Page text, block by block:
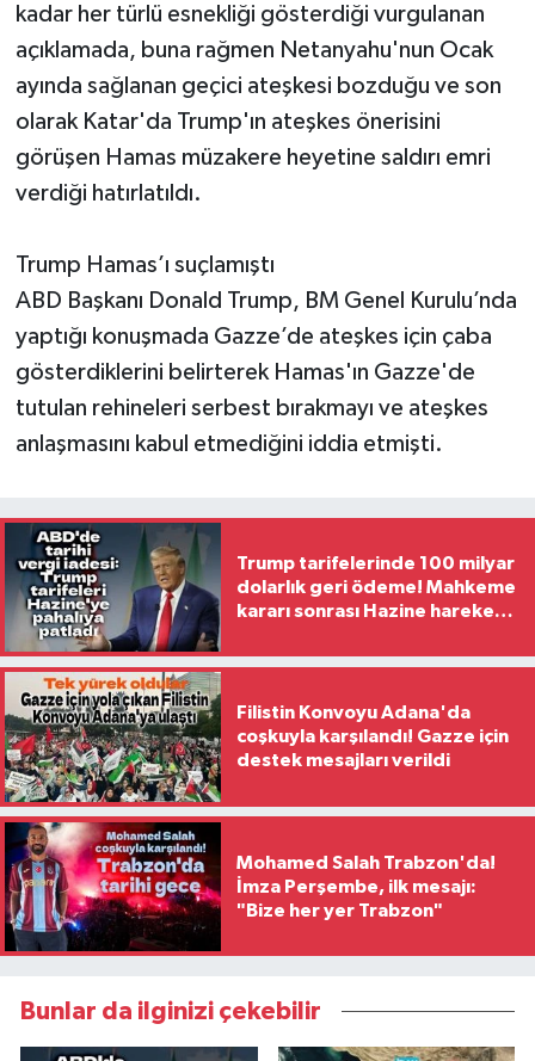
kadar her türlü esnekliği gösterdiği vurgulanan
açıklamada, buna rağmen Netanyahu'nun Ocak
ayında sağlanan geçici ateşkesi bozduğu ve son
olarak Katar'da Trump'ın ateşkes önerisini
görüşen Hamas müzakere heyetine saldırı emri
verdiği hatırlatıldı.
Trump Hamas’ı suçlamıştı
ABD Başkanı Donald Trump, BM Genel Kurulu’nda
yaptığı konuşmada Gazze’de ateşkes için çaba
gösterdiklerini belirterek Hamas'ın Gazze'de
tutulan rehineleri serbest bırakmayı ve ateşkes
anlaşmasını kabul etmediğini iddia etmişti.
Trump tarifelerinde 100 milyar
dolarlık geri ödeme! Mahkeme
kararı sonrası Hazine harekete
Filistin Konvoyu Adana'da
coşkuyla karşılandı! Gazze için
destek mesajları verildi
Mohamed Salah Trabzon'da!
İmza Perşembe, ilk mesajı:
"Bize her yer Trabzon"
Bunlar da ilginizi çekebilir